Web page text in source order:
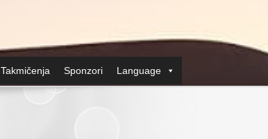
Takmičenja Sponzori Language